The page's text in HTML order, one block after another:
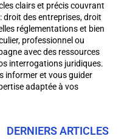
clairs et précis couvrant
droit des entreprises, droit
réglementations et bien
professionnel ou
avec des ressources
interrogations juridiques.
informer et vous guider
adaptée à vos
DERNIERS ARTICLES